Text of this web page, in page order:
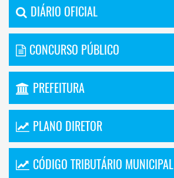
DIÁRIO OFICIAL
CONCURSO PÚBLICO
PREFEITURA
PLANO DIRETOR
CÓDIGO TRIBUTÁRIO MUNICIPAL